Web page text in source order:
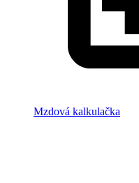
Mzdová kalkulačka